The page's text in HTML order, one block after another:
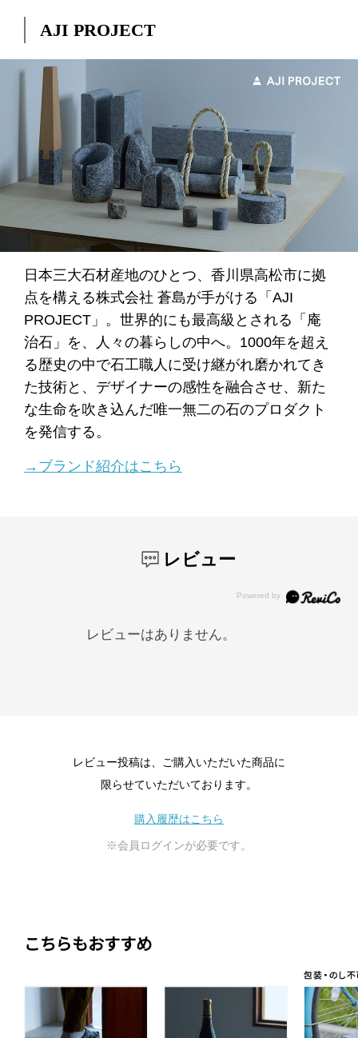
AJI PROJECT
日本三大石材産地のひとつ、香川県高松市に拠
点を構える株式会社 蒼島が手がける「AJI
PROJECT」。世界的にも最高級とされる「庵
治石」を、人々の暮らしの中へ。1000年を超え
る歴史の中で石工職人に受け継がれ磨かれてき
た技術と、デザイナーの感性を融合させ、新た
な生命を吹き込んだ唯一無二の石のプロダクト
を発信する。
→ブランド紹介はこちら
レビュー
レビューはありません。
レビュー投稿は、ご購入いただいた商品に
限らせていただいております。
購入履歴はこちら
※会員ログインが必要です。
こちらもおすすめ